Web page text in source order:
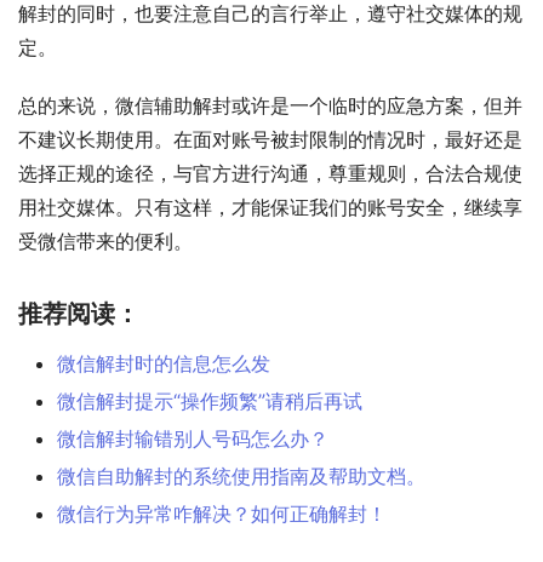
解封的同时，也要注意自己的言行举止，遵守社交媒体的规
定。
总的来说，微信辅助解封或许是一个临时的应急方案，但并
不建议长期使用。在面对账号被封限制的情况时，最好还是
选择正规的途径，与官方进行沟通，尊重规则，合法合规使
用社交媒体。只有这样，才能保证我们的账号安全，继续享
受微信带来的便利。
推荐阅读：
微信解封时的信息怎么发
微信解封提示“操作频繁”请稍后再试
微信解封输错别人号码怎么办？
微信自助解封的系统使用指南及帮助文档。
微信行为异常咋解决？如何正确解封！